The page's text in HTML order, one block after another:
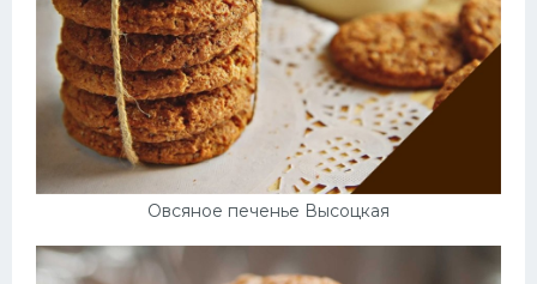
Овсяное печенье Высоцкая
Дизайн комнаты